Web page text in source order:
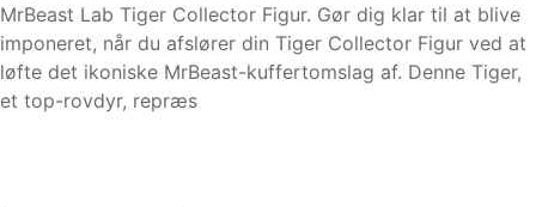
MrBeast Lab Tiger Collector Figur. Gør dig klar til at blive
imponeret, når du afslører din Tiger Collector Figur ved at
løfte det ikoniske MrBeast-kuffertomslag af. Denne Tiger,
et top-rovdyr, repræs